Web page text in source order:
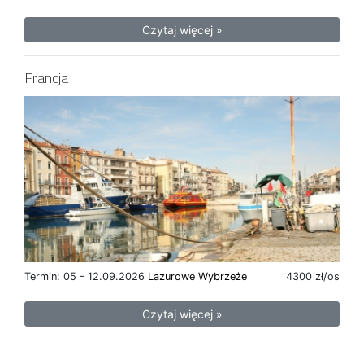
Czytaj więcej »
Francja
Termin: 05 - 12.09.2026 4300 zł/os
Lazurowe Wybrzeże
Czytaj więcej »